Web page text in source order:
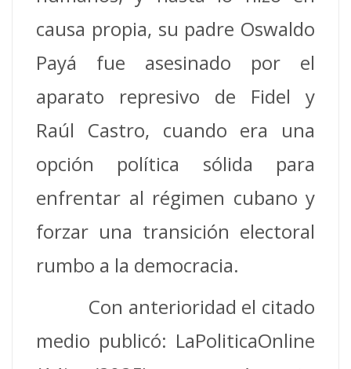
causa propia, su padre Oswaldo
Payá fue asesinado por el
aparato represivo de Fidel y
Raúl Castro, cuando era una
opción política sólida para
enfrentar al régimen cubano y
forzar una transición electoral
rumbo a la democracia.
Con anterioridad el citado
medio publicó: LaPoliticaOnline